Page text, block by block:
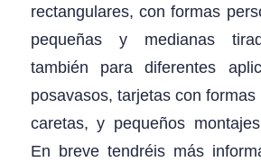
rectangulares, con formas
pequeñas y medianas
también para diferentes
posavasos, tarjetas con
caretas, y pequeños
En breve tendréis más